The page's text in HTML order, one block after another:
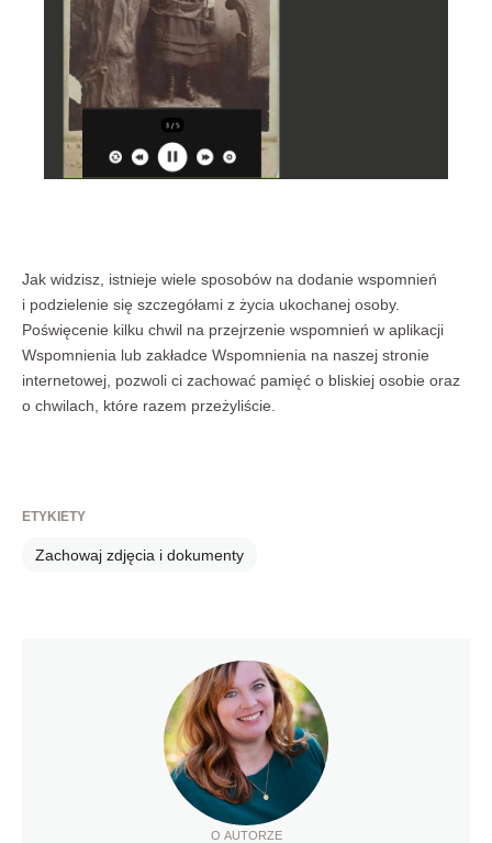
Jak widzisz, istnieje wiele sposobów na dodanie wspomnień
i podzielenie się szczegółami z życia ukochanej osoby.
Poświęcenie kilku chwil na przejrzenie wspomnień w aplikacji
Wspomnienia lub zakładce Wspomnienia na naszej stronie
internetowej, pozwoli ci zachować pamięć o bliskiej osobie oraz
o chwilach, które razem przeżyliście.
ETYKIETY
Zachowaj zdjęcia i dokumenty
O AUTORZE